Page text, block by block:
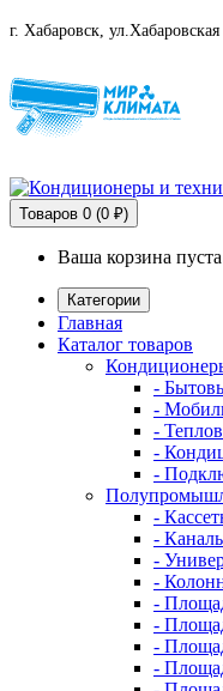
г. Хабаровск,
Товаров 0 (0 ₽)
Ваша корзина
Категории
Главная
Каталог товаров
-
-
-
-
-
-
-
-
-
-
-
-
-